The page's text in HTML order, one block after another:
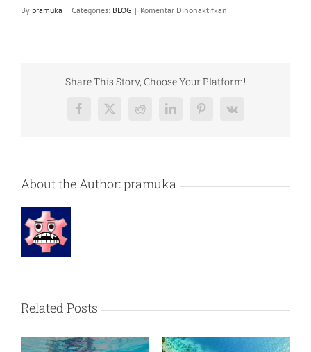
By pramuka | Categories: BLOG | Komentar Dinonaktifkan
Fasilitas
Share This Story, Choose Your Platform!
Facebook
X RedditLinkedInPinterest
Vk
About the Author:pramuka
Related Posts